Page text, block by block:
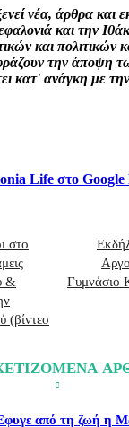
νέα, άρθρα και
και την
και
την άποψη
κατ' ανάγκη με
Life στο Google
στο
&
(βίντεο
Γυμνάσιο
από τη ζωή η